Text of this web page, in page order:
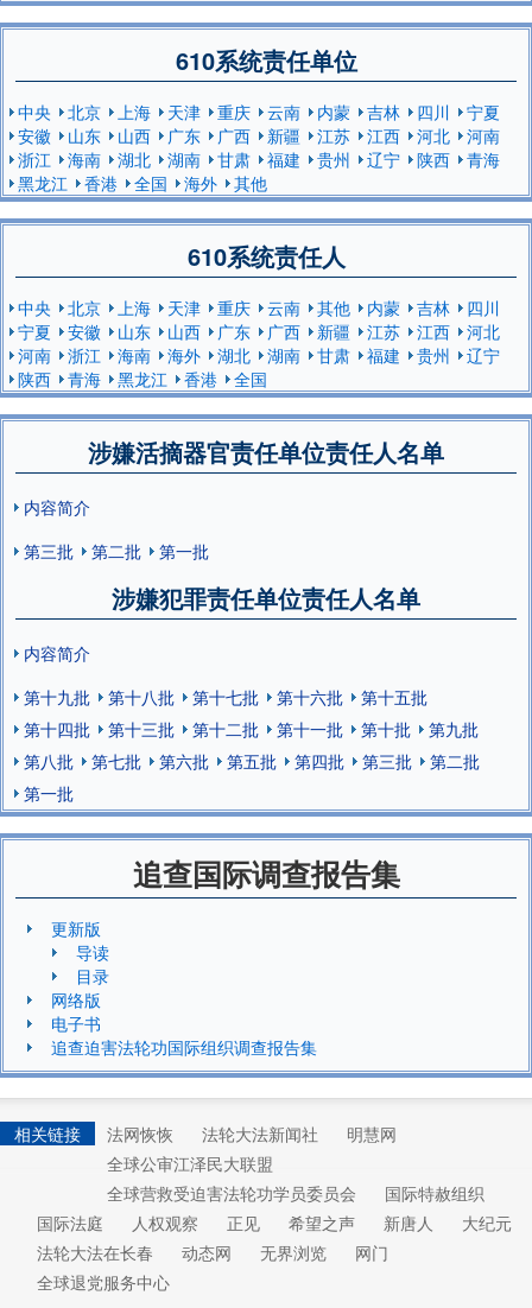
610系统责任单位
中央 北京 上海 天津 重庆 云南 内蒙 吉林 四川
宁夏
安徽
山东 山西 广东 广西 新疆 江苏 江西 河北
河南
浙江
海南 湖北 湖南 甘肃 福建 贵州 辽宁 陕西
青海
黑龙江
香港 全国 海外 其他
610系统责任人
中央 北京 上海 天津 重庆 云南 其他 内蒙 吉林
四川
宁夏
安徽 山东 山西 广东 广西 新疆 江苏 江西
河北
河南
浙江 海南 海外 湖北 湖南 甘肃 福建 贵州
辽宁
陕西
青海 黑龙江 香港 全国
涉嫌活摘器官责任单位责任人名单
内容简介
第三批
第二批 第一批
涉嫌犯罪责任单位责任人名单
内容简介
第十九批
第十八批 第十七批 第十六批
第十五批
第十四批
第十三批 第十二批 第十一批 第十批
第九批
第八批
第七批 第六批 第五批 第四批 第三批
第二批
第一批
追查国际调查报告集
更新版
导读
目录
网络版
电子书
追查迫害法轮功国际组织调查报告集
相关链接 法网恢恢 法轮大法新闻社
明慧网
全球公审江泽民大联盟
全球营救受迫害法轮功学员委员会
国际特赦组织
国际法庭
人权观察 正见 希望之声 新唐人
大纪元
法轮大法在长春
动态网 无界浏览
网门
全球退党服务中心